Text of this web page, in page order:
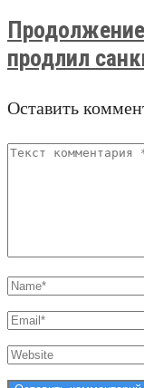
продлил
Оставить